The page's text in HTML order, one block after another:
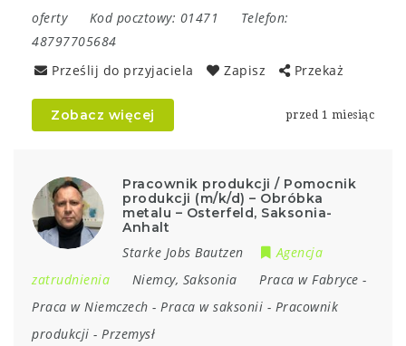
oferty
Kod pocztowy: 01471
Telefon:
48797705684
Prześlij do przyjaciela
Zapisz Przekaż
Zobacz więcej przed 1 miesiąc
Pracownik produkcji / Pomocnik
produkcji (m/k/d) – Obróbka
metalu – Osterfeld, Saksonia-
Anhalt
Starke Jobs Bautzen
Agencja
zatrudnienia
Niemcy, Saksonia Praca w Fabryce -
Praca w Niemczech - Praca w saksonii - Pracownik
produkcji - Przemysł